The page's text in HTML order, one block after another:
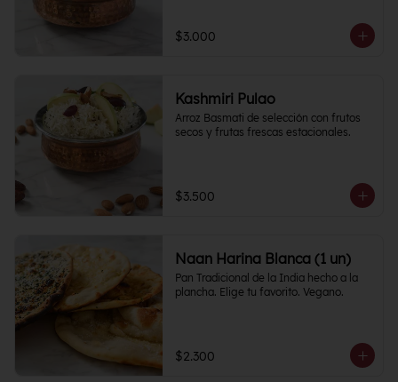
$3.000
Kashmiri Pulao
Arroz Basmati de selección con frutos
secos y frutas frescas estacionales.
$3.500
Naan Harina Blanca (1 un)
Pan Tradicional de la India hecho a la
plancha. Elige tu favorito. Vegano.
$2.300